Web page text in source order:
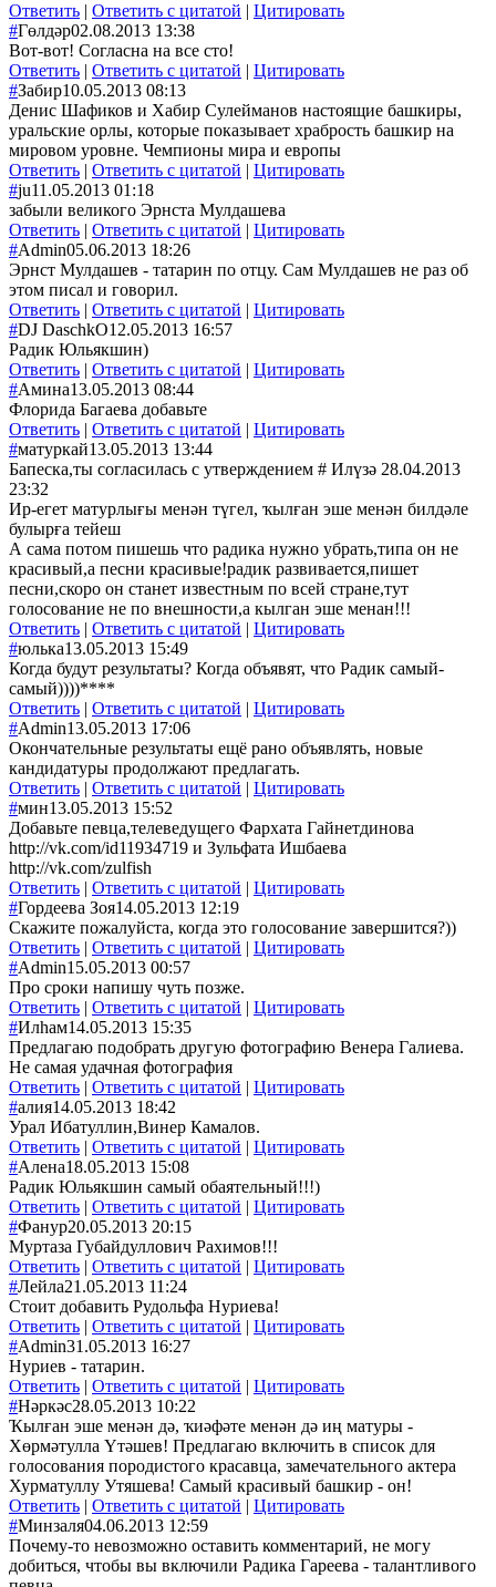
Ответить | Ответить с цитатой | Цитировать
#Гөлдәр02.08.2013 13:38
Вот-вот! Согласна на все сто!
Ответить | Ответить с цитатой | Цитировать
#Забир10.05.2013 08:13
Денис Шафиков и Хабир Сулейманов настоящие башкиры,
уральские орлы, которые показывает храбрость башкир на
мировом уровне. Чемпионы мира и европы
Ответить | Ответить с цитатой | Цитировать
#ju11.05.2013 01:18
забыли великого Эрнста Мулдашева
Ответить | Ответить с цитатой | Цитировать
#Admin05.06.2013 18:26
Эрнст Мулдашев - татарин по отцу. Сам Мулдашев не раз об
этом писал и говорил.
Ответить | Ответить с цитатой | Цитировать
#DJ DaschkO12.05.2013 16:57
Радик Юльякшин)
Ответить | Ответить с цитатой | Цитировать
#Амина13.05.2013 08:44
Флорида Багаева добавьте
Ответить | Ответить с цитатой | Цитировать
#матуркай13.05.2013 13:44
Бапеска,ты согласилась с утверждением # Илүзә 28.04.2013
23:32
Ир-егет матурлығы менән түгел, ҡылған эше менән билдәле
булырға тейеш
А сама потом пишешь что радика нужно убрать,типа он не
красивый,а песни красивые!радик развивается,пишет
песни,скоро он станет известным по всей стране,тут
голосование не по внешности,а кылган эше менан!!!
Ответить | Ответить с цитатой | Цитировать
#юлька13.05.2013 15:49
Когда будут результаты? Когда объявят, что Радик самый-
самый))))****
Ответить | Ответить с цитатой | Цитировать
#Admin13.05.2013 17:06
Окончательные результаты ещё рано объявлять, новые
кандидатуры продолжают предлагать.
Ответить | Ответить с цитатой | Цитировать
#мин13.05.2013 15:52
Добавьте певца,телеведущего Фархата Гайнетдинова
http://vk.com/id11934719 и Зульфата Ишбаева
http://vk.com/zulfish
Ответить | Ответить с цитатой | Цитировать
#Гордеева Зоя14.05.2013 12:19
Скажите пожалуйста, когда это голосование завершится?))
Ответить | Ответить с цитатой | Цитировать
#Admin15.05.2013 00:57
Про сроки напишу чуть позже.
Ответить | Ответить с цитатой | Цитировать
#Илһам14.05.2013 15:35
Предлагаю подобрать другую фотографию Венера Галиева.
Не самая удачная фотография
Ответить | Ответить с цитатой | Цитировать
#алия14.05.2013 18:42
Урал Ибатуллин,Винер Камалов.
Ответить | Ответить с цитатой | Цитировать
#Алена18.05.2013 15:08
Радик Юльякшин самый обаятельный!!!)
Ответить | Ответить с цитатой | Цитировать
#Фанур20.05.2013 20:15
Муртаза Губайдуллович Рахимов!!!
Ответить | Ответить с цитатой | Цитировать
#Лейла21.05.2013 11:24
Стоит добавить Рудольфа Нуриева!
Ответить | Ответить с цитатой | Цитировать
#Admin31.05.2013 16:27
Нуриев - татарин.
Ответить | Ответить с цитатой | Цитировать
#Нәркәс28.05.2013 10:22
Ҡылған эше менән дә, ҡиәфәте менән дә иң матуры -
Хөрмәтулла Үтәшев! Предлагаю включить в список для
голосования породистого красавца, замечательного актера
Хурматуллу Утяшева! Самый красивый башкир - он!
Ответить | Ответить с цитатой | Цитировать
#Минзаля04.06.2013 12:59
Почему-то невозможно оставить комментарий, не могу
добиться, чтобы вы включили Радика Гареева - талантливого